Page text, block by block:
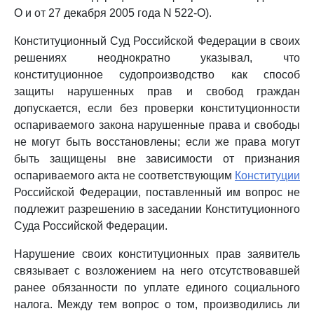
О и от 27 декабря 2005 года N 522-О).
Конституционный Суд Российской Федерации в своих
решениях неоднократно указывал, что
конституционное судопроизводство как способ
защиты нарушенных прав и свобод граждан
допускается, если без проверки конституционности
оспариваемого закона нарушенные права и свободы
не могут быть восстановлены; если же права могут
быть защищены вне зависимости от признания
оспариваемого акта не соответствующим Конституции
Российской Федерации, поставленный им вопрос не
подлежит разрешению в заседании Конституционного
Суда Российской Федерации.
Нарушение своих конституционных прав заявитель
связывает с возложением на него отсутствовавшей
ранее обязанности по уплате единого социального
налога. Между тем вопрос о том, производились ли